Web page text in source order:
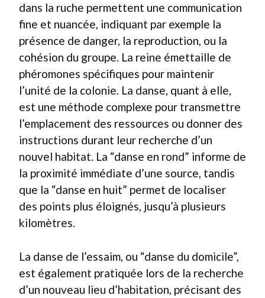
dans la ruche permettent une communication
fine et nuancée, indiquant par exemple la
présence de danger, la reproduction, ou la
cohésion du groupe. La reine émettaille de
phéromones spécifiques pour maintenir
l’unité de la colonie. La danse, quant à elle,
est une méthode complexe pour transmettre
l’emplacement des ressources ou donner des
instructions durant leur recherche d’un
nouvel habitat. La “danse en rond” informe de
la proximité immédiate d’une source, tandis
que la “danse en huit” permet de localiser
des points plus éloignés, jusqu’à plusieurs
kilomètres.
La danse de l’essaim, ou “danse du domicile”,
est également pratiquée lors de la recherche
d’un nouveau lieu d’habitation, précisant des